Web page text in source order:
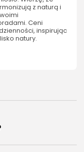
z naturą i
Ceni
inspirując
natury.